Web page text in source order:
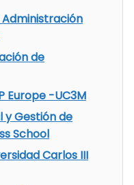
de
Europe -UC3M
y Gestión de
School
Carlos III